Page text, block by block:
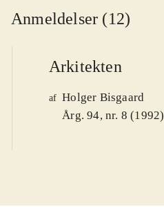
Anmeldelser (12)
Arkitekten
af Holger Bisgaard
Årg. 94, nr. 8 (1992)